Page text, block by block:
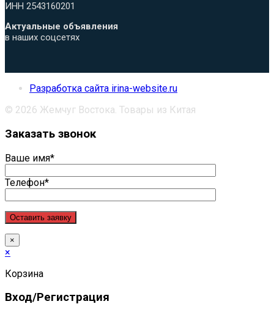
ИНН 2543160201
Актуальные объявления
в наших соцсетях
Разработка сайта irina-website.ru
© 2026 Жемчуг Востока. Товары из Китая
Заказать звонок
Ваше имя*
Телефон*
×
×
Корзина
Вход/Регистрация